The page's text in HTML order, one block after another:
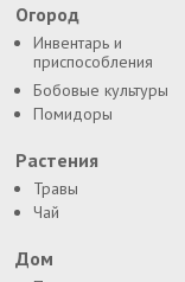
Огород
Инвентарь и
приспособления
Бобовые культуры
Помидоры
Растения
Травы
Чай
Дом